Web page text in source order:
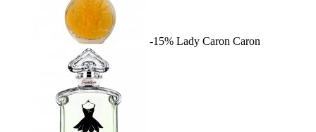
-15% Lady Caron Caron